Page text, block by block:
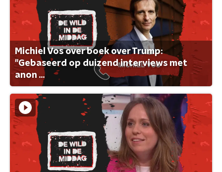
Michiel Vos over boek over Trump:
"Gebaseerd op duizend interviews met
anon ...